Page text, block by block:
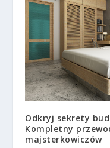
Odkryj sekrety
Kompletny
majsterkowiczów